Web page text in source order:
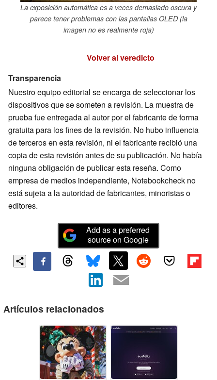
La exposición automática es a veces demasiado oscura y
parece tener problemas con las pantallas OLED (la
imagen no es realmente roja)
Volver al veredicto
Transparencia
Nuestro equipo editorial se encarga de seleccionar los
dispositivos que se someten a revisión. La muestra de
prueba fue entregada al autor por el fabricante de forma
gratuita para los fines de la revisión. No hubo influencia
de terceros en esta revisión, ni el fabricante recibió una
copia de esta revisión antes de su publicación. No había
ninguna obligación de publicar esta reseña. Como
empresa de medios independiente, Notebookcheck no
está sujeta a la autoridad de fabricantes, minoristas o
editores.
Add as a preferred
source on Google
Artículos relacionados